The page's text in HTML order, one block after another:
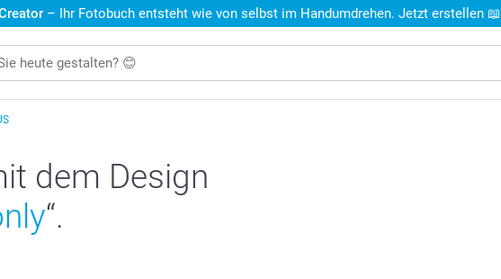
– Ihr Fotobuch entsteht wie von selbst im Handumdrehen. Jetzt erstellen 📖
dem Design
“.